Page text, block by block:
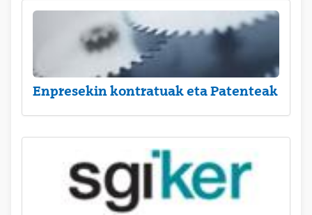
Enpresekin kontratuak eta Patenteak